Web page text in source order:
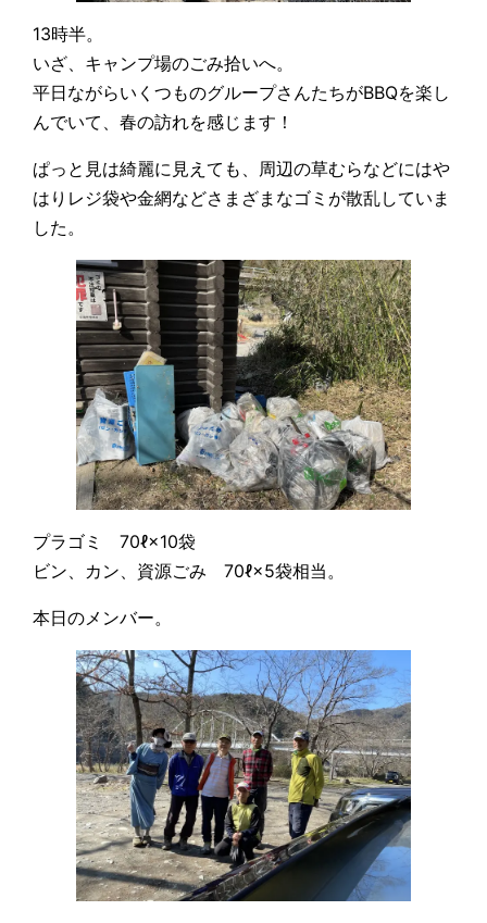
13時半。
いざ、キャンプ場のごみ拾いへ。
平日ながらいくつものグループさんたちがBBQを楽し
んでいて、春の訪れを感じます！
ぱっと見は綺麗に見えても、周辺の草むらなどにはや
はりレジ袋や金網などさまざまなゴミが散乱していま
した。
プラゴミ 70ℓ×10袋
ビン、カン、資源ごみ 70ℓ×5袋相当。
本日のメンバー。